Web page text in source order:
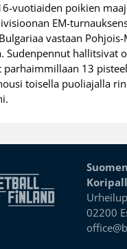
vuotiaiden poikien
EM-
vastaan Pohjois-
Sudenpennut hallitsivat
parhaimmillaan 13
toisella puoliajalla
Suomen
02200